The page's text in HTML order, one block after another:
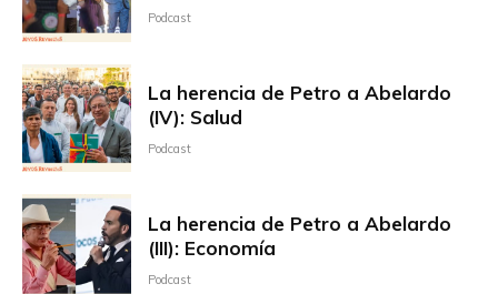
Podcast
La herencia de Petro a Abelardo
(IV): Salud
Podcast
La herencia de Petro a Abelardo
(III): Economía
Podcast